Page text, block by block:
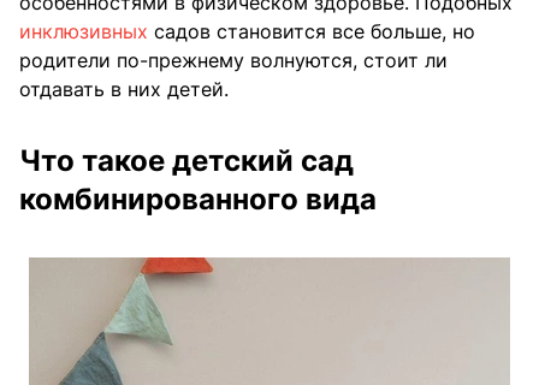
инклюзивных садов становится все больше, но
родители по-прежнему волнуются, стоит ли
отдавать в них детей.
Что такое детский сад
комбинированного вида